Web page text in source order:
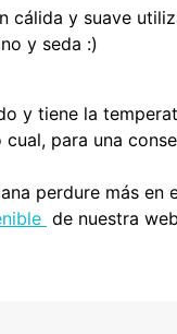
cálida y suave
y seda :)
y tiene la
para una
perdure más en
de nuestra